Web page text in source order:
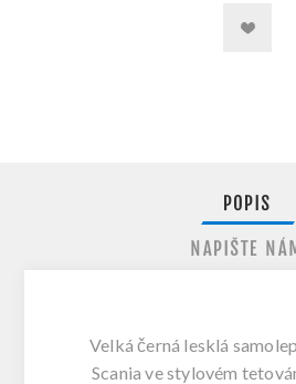
POPIS
NAPIŠTE
Velká černá lesklá
Scania ve stylovém